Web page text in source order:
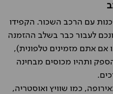
עם הרכב השכור. הקפידו
לעבור כבר בשלב ההזמנה
אם אתם מזמינים טלפונית),
ותהיו מכוסים מבחינה
כמו שוויץ ואוסטריה,